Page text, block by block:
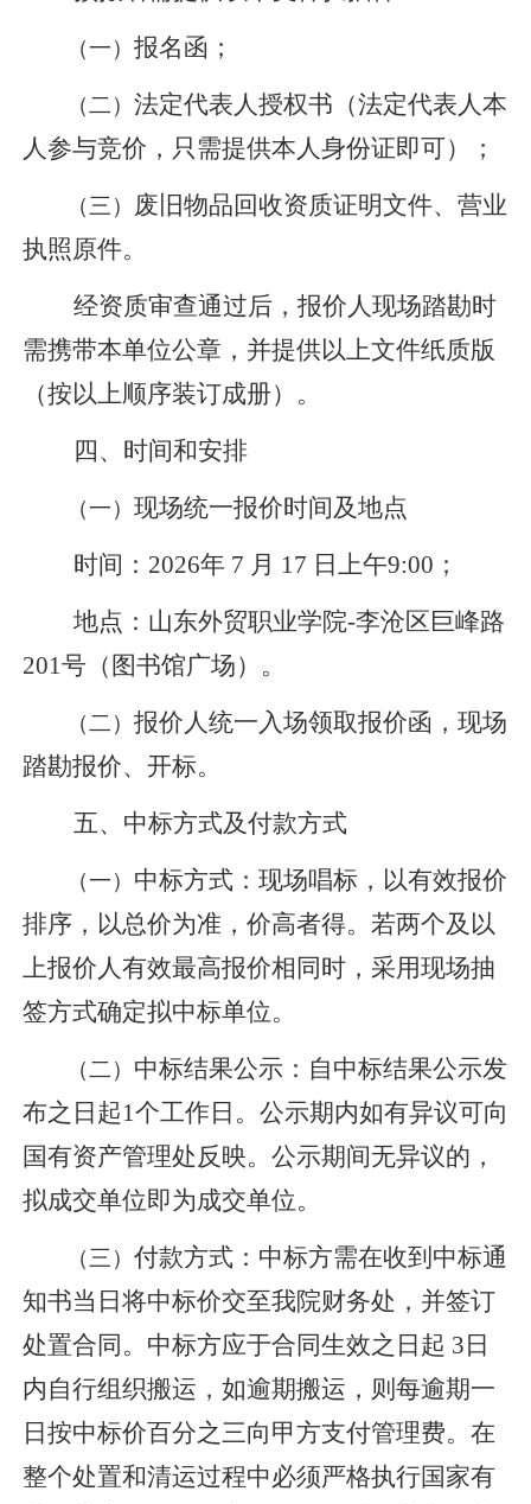
（一） 报名函；
（二） 法定代表人授权书（法定代表人本
人参与竞价，只需提供本人身份证即可）；
（三） 废旧物品回收资质证明文件、营业
执照原件。
经资质审查通过后，报价人现场踏勘时
需携带本单位公章，并提供以上文件纸质版
（按以上顺序装订成册）。
四、时间和安排
（一） 现场统一报价时间及地点
时间： 2026年 7 月 17 日上午9:00；
地点：山东外贸职业学院-李沧区巨峰路
201号（图书馆广场）。
（二） 报价人统一入场领取报价函，现场
踏勘报价、开标。
五、中标方式及付款方式
（一） 中标方式： 现场唱标，以有效报价
排序，以总价为准，价高者得。若两个及以
上报价人有效最高报价相同时，采用现场抽
签方式确定拟中标单位。
（二） 中标结果公示： 自中标结果公示发
布之日起1个工作日。公示期内如有异议可向
国有资产管理处反映。公示期间无异议的，
拟成交单位即为成交单位。
（三） 付款方式： 中标方需在收到中标通
知书当日将中标价交至我院财务处，并签订
处置合同。中标方应于合同生效之日起 3日
内 自行组织搬运，如逾期搬运，则每逾期一
日按中标价百分之三向甲方支付管理费。 在
整个处置和清运过程中必须严格执行国家有